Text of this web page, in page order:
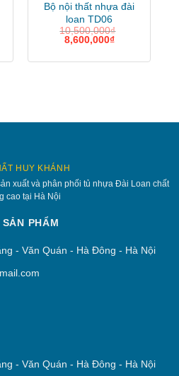
Bộ nội thất nhựa đài
loan TD06
10,500,000₫
8,600,000₫
HUY KHÁNH
xuất và phân phối tủ nhựa Đài Loan chất
cao tại Hà Nội
PHẨM
- Văn Quán - Hà Đông - Hà Nội
- Văn Quán - Hà Đông - Hà Nội